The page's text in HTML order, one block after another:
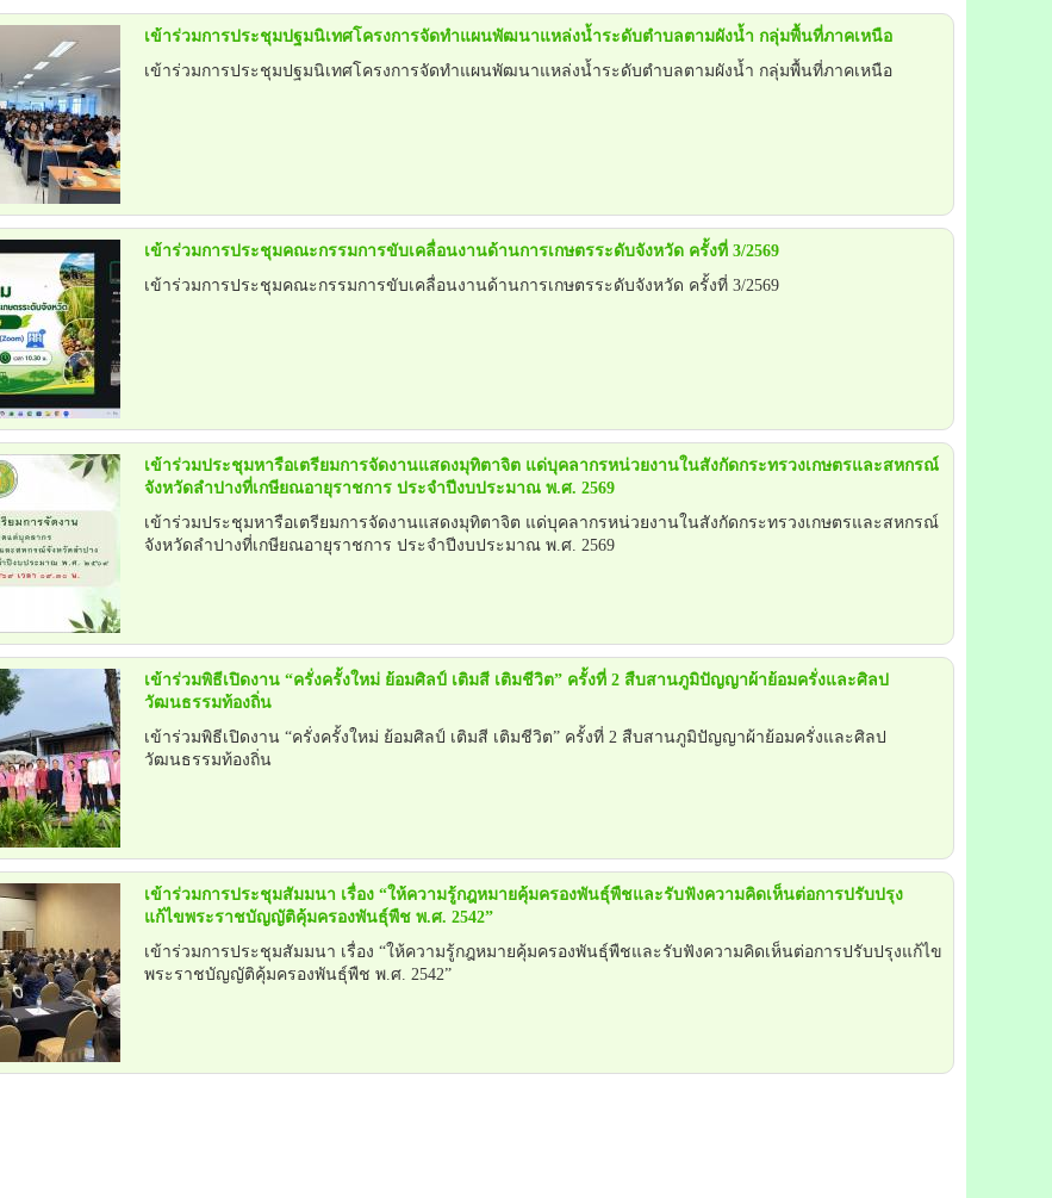
เข้าร่วมการประชุมปฐมนิเทศโครงการจัดทำแผนพัฒนาแหล่งน้ำระดับตำบลตามผังน้ำ กลุ่มพื้นที่ภาคเหนือ
เข้าร่วมการประชุมปฐมนิเทศโครงการจัดทำแผนพัฒนาแหล่งน้ำระดับตำบลตามผังน้ำ กลุ่มพื้นที่ภาคเหนือ
เข้าร่วมการประชุมคณะกรรมการขับเคลื่อนงานด้านการเกษตรระดับจังหวัด ครั้งที่ 3/2569
เข้าร่วมการประชุมคณะกรรมการขับเคลื่อนงานด้านการเกษตรระดับจังหวัด ครั้งที่ 3/2569
เข้าร่วมประชุมหารือเตรียมการจัดงานแสดงมุทิตาจิต แด่บุคลากรหน่วยงานในสังกัดกระทรวงเกษตรและสหกรณ์
จังหวัดลำปางที่เกษียณอายุราชการ ประจำปีงบประมาณ พ.ศ. 2569
เข้าร่วมประชุมหารือเตรียมการจัดงานแสดงมุทิตาจิต แด่บุคลากรหน่วยงานในสังกัดกระทรวงเกษตรและสหกรณ์
จังหวัดลำปางที่เกษียณอายุราชการ ประจำปีงบประมาณ พ.ศ. 2569
เข้าร่วมพิธีเปิดงาน “ครั่งครั้งใหม่ ย้อมศิลป์ เติมสี เติมชีวิต” ครั้งที่ 2 สืบสานภูมิปัญญาผ้าย้อมครั่งและศิลป
วัฒนธรรมท้องถิ่น
เข้าร่วมพิธีเปิดงาน “ครั่งครั้งใหม่ ย้อมศิลป์ เติมสี เติมชีวิต” ครั้งที่ 2 สืบสานภูมิปัญญาผ้าย้อมครั่งและศิลป
วัฒนธรรมท้องถิ่น
เข้าร่วมการประชุมสัมมนา เรื่อง “ให้ความรู้กฎหมายคุ้มครองพันธุ์พืชและรับฟังความคิดเห็นต่อการปรับปรุง
แก้ไขพระราชบัญญัติคุ้มครองพันธุ์พืช พ.ศ. 2542”
เข้าร่วมการประชุมสัมมนา เรื่อง “ให้ความรู้กฎหมายคุ้มครองพันธุ์พืชและรับฟังความคิดเห็นต่อการปรับปรุงแก้ไข
พระราชบัญญัติคุ้มครองพันธุ์พืช พ.ศ. 2542”